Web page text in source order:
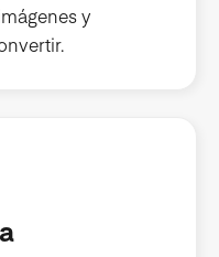
y